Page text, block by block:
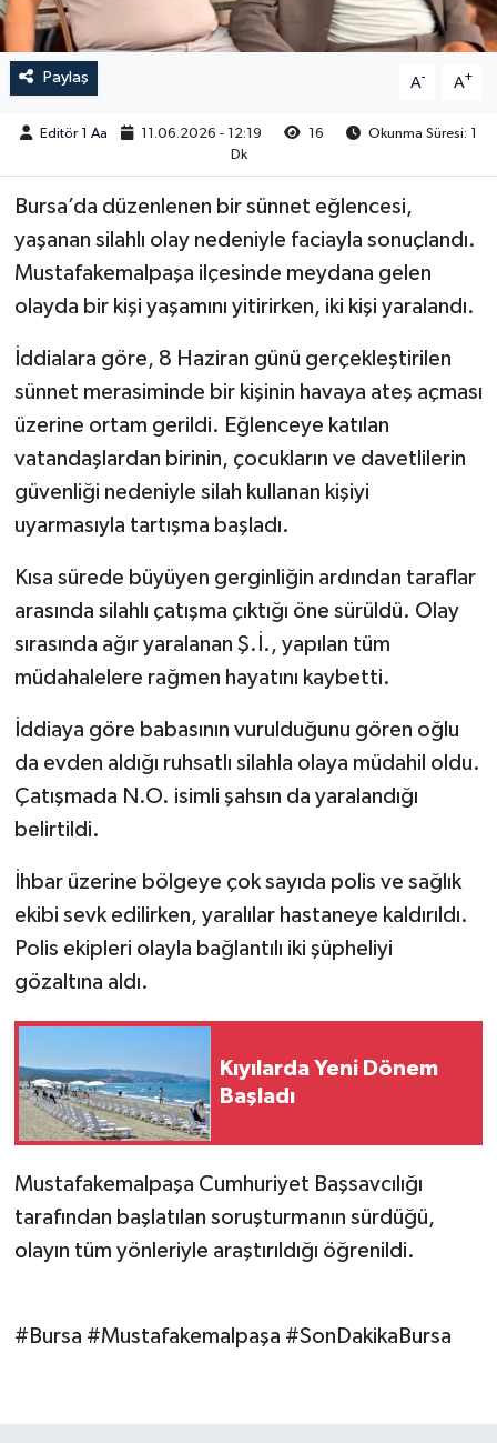
Paylaş A- A+
Editör 1 Aa 11.06.2026 - 12:19 16
Okunma Süresi: 1
Dk
Bursa’da düzenlenen bir sünnet eğlencesi,
yaşanan silahlı olay nedeniyle faciayla sonuçlandı.
Mustafakemalpaşa ilçesinde meydana gelen
olayda bir kişi yaşamını yitirirken, iki kişi yaralandı.
İddialara göre, 8 Haziran günü gerçekleştirilen
sünnet merasiminde bir kişinin havaya ateş açması
üzerine ortam gerildi. Eğlenceye katılan
vatandaşlardan birinin, çocukların ve davetlilerin
güvenliği nedeniyle silah kullanan kişiyi
uyarmasıyla tartışma başladı.
Kısa sürede büyüyen gerginliğin ardından taraflar
arasında silahlı çatışma çıktığı öne sürüldü. Olay
sırasında ağır yaralanan Ş.İ., yapılan tüm
müdahalelere rağmen hayatını kaybetti.
İddiaya göre babasının vurulduğunu gören oğlu
da evden aldığı ruhsatlı silahla olaya müdahil oldu.
Çatışmada N.O. isimli şahsın da yaralandığı
belirtildi.
İhbar üzerine bölgeye çok sayıda polis ve sağlık
ekibi sevk edilirken, yaralılar hastaneye kaldırıldı.
Polis ekipleri olayla bağlantılı iki şüpheliyi
gözaltına aldı.
Kıyılarda Yeni Dönem
Başladı
Mustafakemalpaşa Cumhuriyet Başsavcılığı
tarafından başlatılan soruşturmanın sürdüğü,
olayın tüm yönleriyle araştırıldığı öğrenildi.
#Bursa #Mustafakemalpaşa #SonDakikaBursa
Video Galeri